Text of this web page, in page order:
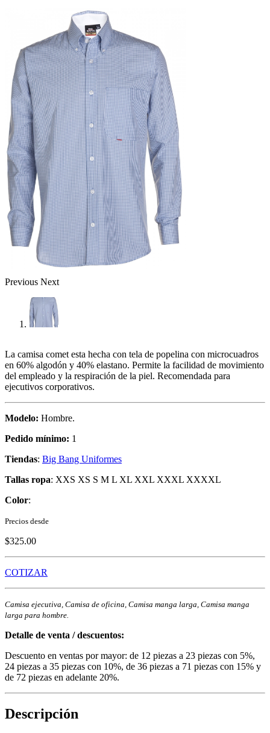
Previous Next
La camisa comet esta hecha con tela de popelina con microcuadros
en 60% algodón y 40% elastano. Permite la facilidad de movimiento
del empleado y la respiración de la piel. Recomendada para
ejecutivos corporativos.
Modelo: Hombre.
Pedido mínimo: 1
Tiendas: Big Bang Uniformes
Tallas ropa: XXS XS S M L XL XXL XXXL XXXXL
Color:
Precios desde
$325.00
COTIZAR
Camisa ejecutiva, Camisa de oficina, Camisa manga larga, Camisa manga
larga para hombre.
Detalle de venta / descuentos:
Descuento en ventas por mayor: de 12 piezas a 23 piezas con 5%,
24 piezas a 35 piezas con 10%, de 36 piezas a 71 piezas con 15% y
de 72 piezas en adelante 20%.
Descripción